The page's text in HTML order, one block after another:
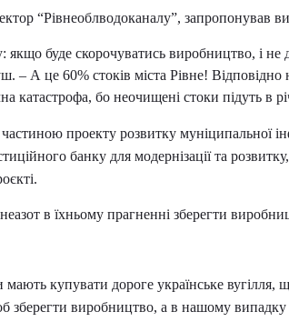
“Рівнеоблводоканалу”, запропонував
буде скорочуватись виробництво, і не
– А це 60% стоків міста Рівне!
катастрофа, бо неочищені стоки підуть в
проекту розвитку
банку для модернізації та
в їхньому прагненні зберегти
купувати дороге українське вугілля,
зберегти виробництво, а в нашому